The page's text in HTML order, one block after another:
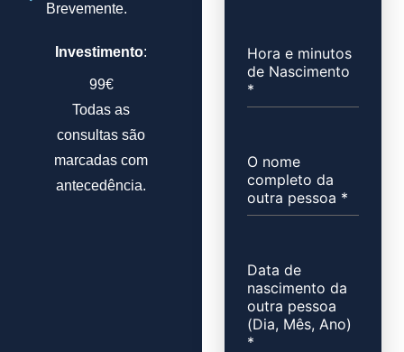
Brevemente.
Investimento:
99€
Todas as
consultas são
marcadas com
antecedência.
Hora e minutos
de Nascimento
*
O nome
completo da
outra pessoa *
Data de
nascimento da
outra pessoa
(Dia, Mês, Ano)
*